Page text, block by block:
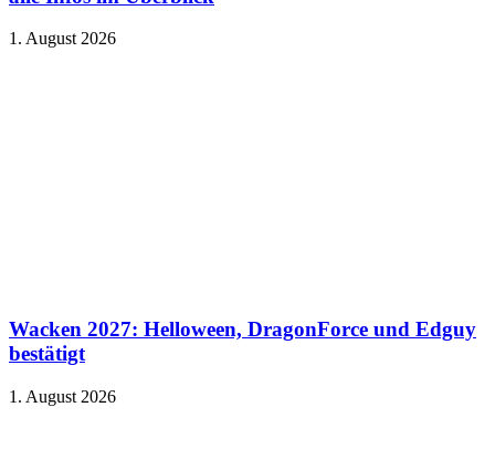
1. August 2026
Wacken 2027: Helloween, DragonForce und Edguy
bestätigt
1. August 2026